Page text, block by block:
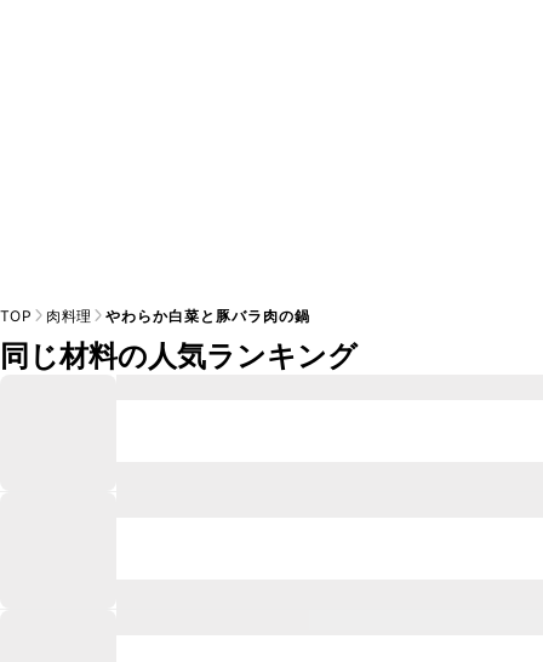
TOP 肉料理 やわらか白菜と豚バラ肉の鍋
同じ材料の人気ランキング